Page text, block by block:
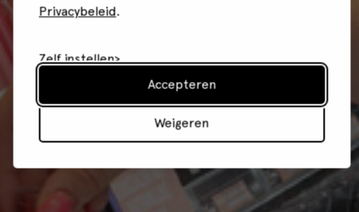
Privacybeleid.
Zelf instellen
Weigeren
Accepteren